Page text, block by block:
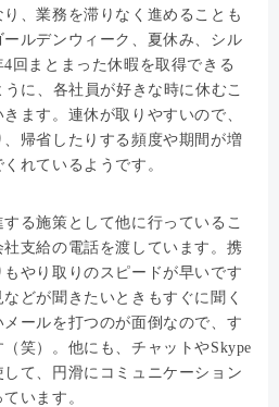
、業務を滞りなく進めることも
ルデンウィーク、夏休み、シル
回まとまった休暇を取得できる
うに、各社員が好きな時に休むこ
ます。連休が取りやすいので、
帰省したりする頻度や期間が増
れているようです。
る施策として他に行っているこ
支給の電話を渡しています。携
やり取りのスピードが早いです
どが聞きたいときもすぐに聞く
ールを打つのが面倒なので、す
笑）。他にも、チャットやSkype
て、円滑にコミュニケーション
います。